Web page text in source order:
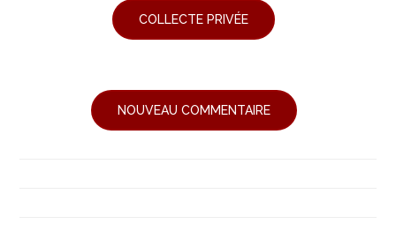
COLLECTE PRIVÉE
NOUVEAU COMMENTAIRE